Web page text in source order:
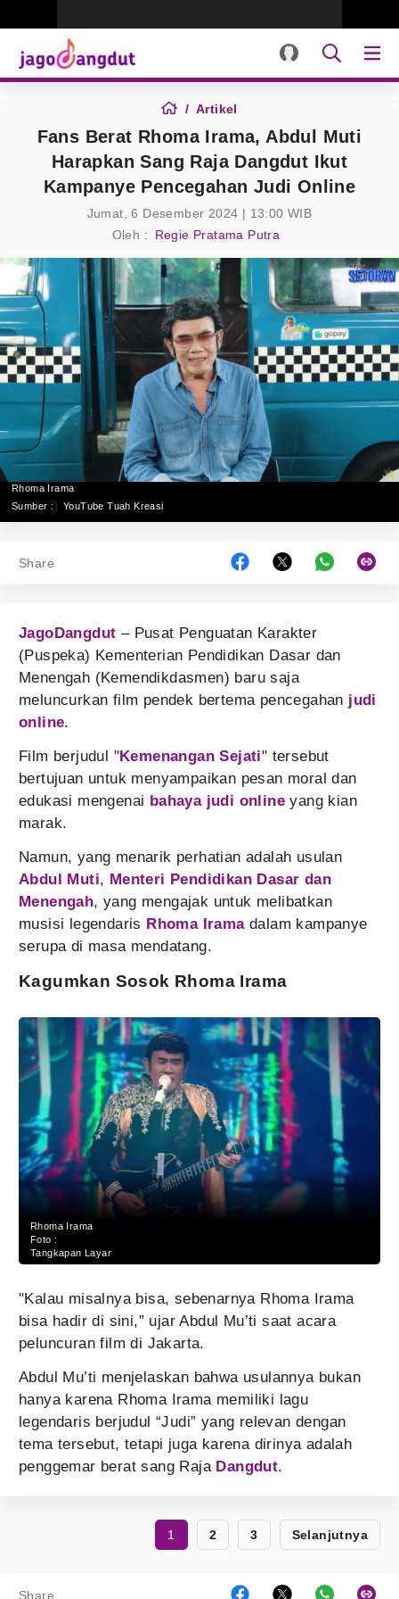
Artikel
Fans Berat Rhoma Irama, Abdul Muti
Harapkan Sang Raja Dangdut Ikut
Kampanye Pencegahan Judi Online
Jumat, 6 Desember 2024 | 13:00 WIB
Oleh :
Regie Pratama Putra
Rhoma Irama
Sumber :
YouTube Tuah Kreasi
Share
JagoDangdut – Pusat Penguatan Karakter
(Puspeka) Kementerian Pendidikan Dasar dan
Menengah (Kemendikdasmen) baru saja
meluncurkan film pendek bertema pencegahan judi
online.
Film berjudul "Kemenangan Sejati" tersebut
bertujuan untuk menyampaikan pesan moral dan
edukasi mengenai bahaya judi online yang kian
marak.
Namun, yang menarik perhatian adalah usulan
Abdul Muti, Menteri Pendidikan Dasar dan
Menengah, yang mengajak untuk melibatkan
musisi legendaris Rhoma Iramadalam kampanye
serupa di masa mendatang.
Kagumkan Sosok Rhoma Irama
Rhoma Irama
Foto :
Tangkapan Layar
"Kalau misalnya bisa, sebenarnya Rhoma Irama
bisa hadir di sini,” ujar Abdul Mu’ti saat acara
peluncuran film di Jakarta.
Abdul Mu’ti menjelaskan bahwa usulannya bukan
hanya karena Rhoma Irama memiliki lagu
legendaris berjudul “Judi” yang relevan dengan
tema tersebut, tetapi juga karena dirinya adalah
penggemar berat sang Raja Dangdut.
1 2 3 Selanjutnya
Share